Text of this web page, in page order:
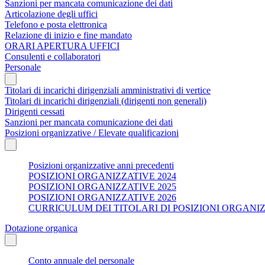
Sanzioni per mancata comunicazione dei dati
Articolazione degli uffici
Telefono e posta elettronica
Relazione di inizio e fine mandato
ORARI APERTURA UFFICI
Consulenti e collaboratori
Personale
Titolari di incarichi dirigenziali amministrativi di vertice
Titolari di incarichi dirigenziali (dirigenti non generali)
Dirigenti cessati
Sanzioni per mancata comunicazione dei dati
Posizioni organizzative / Elevate qualificazioni
Posizioni organizzative anni precedenti
POSIZIONI ORGANIZZATIVE 2024
POSIZIONI ORGANIZZATIVE 2025
POSIZIONI ORGANIZZATIVE 2026
CURRICULUM DEI TITOLARI DI POSIZIONI
Dotazione organica
Conto annuale del personale